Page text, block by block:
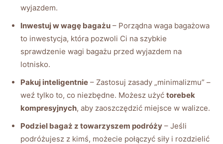
wyjazdem.
Inwestuj w wagę bagażu – Porządna waga bagażowa
to inwestycja, która pozwoli Ci na szybkie
sprawdzenie wagi bagażu przed wyjazdem na
lotnisko.
Pakuj inteligentnie – Zastosuj zasady „minimalizmu” –
weź tylko to, co niezbędne. Możesz użyć torebek
kompresyjnych, aby zaoszczędzić miejsce w walizce.
Podziel bagaż z towarzyszem podróży – Jeśli
podróżujesz z kimś, możecie połączyć siły i rozdzielić